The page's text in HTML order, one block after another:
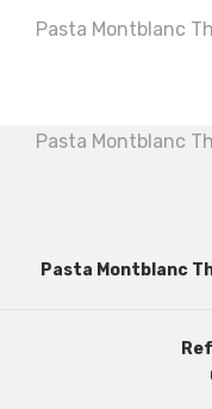
Pasta Montblanc
Pasta Montblanc
Pasta Montblanc